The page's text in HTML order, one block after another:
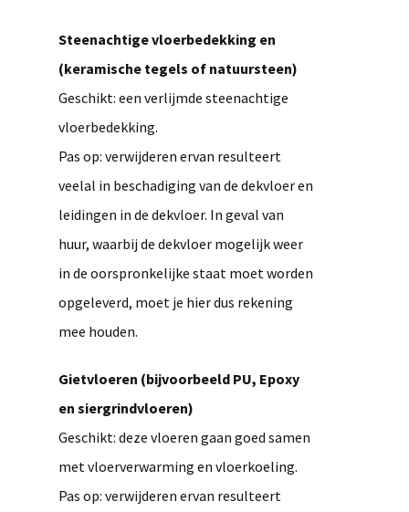
Steenachtige vloerbedekking en
(keramische tegels of natuursteen)
Geschikt: een verlijmde steenachtige
vloerbedekking.
Pas op: verwijderen ervan resulteert
veelal in beschadiging van de dekvloer en
leidingen in de dekvloer. In geval van
huur, waarbij de dekvloer mogelijk weer
in de oorspronkelijke staat moet worden
opgeleverd, moet je hier dus rekening
mee houden.
Gietvloeren (bijvoorbeeld PU, Epoxy
en siergrindvloeren)
Geschikt: deze vloeren gaan goed samen
met vloerverwarming en vloerkoeling.
Pas op: verwijderen ervan resulteert